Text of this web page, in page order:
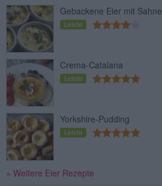
Gebackene Eier mit Sahne
Leicht
Crema-Catalana
Leicht
Yorkshire-Pudding
Leicht
» Weitere Eier Rezepte